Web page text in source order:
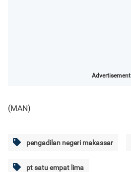
Advertisement
(MAN)
pengadilan negeri makassar
pt satu empat lima